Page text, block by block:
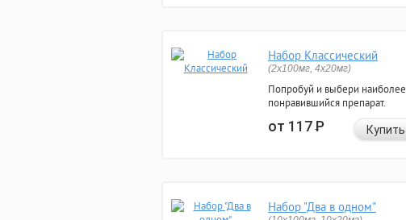
Набор Классический
(2x100мг, 4x20мг)
Попробуй и выбери наиболее
понравившийся препарат.
от 117Р Купить
Набор "Два в одном"